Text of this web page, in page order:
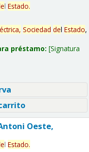
l Estado.
Sociedad del Estado,
préstamo: Signatura
Oeste,
l Estado.